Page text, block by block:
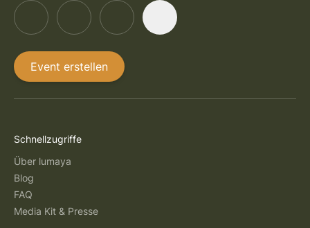
Event erstellen
Schnellzugriffe
Über lumaya
Blog
FAQ
Media Kit & Presse